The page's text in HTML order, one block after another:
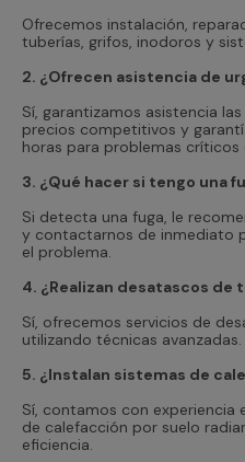
Ofrecemos instalación,
tuberías, grifos, inodoros y
2. ¿Ofrecen asistencia de
Sí, garantizamos asistencia
precios competitivos y
horas para problemas críticos
3. ¿Qué hacer si tengo una
Si detecta una fuga, le
y contactarnos de inmediato
el problema.
4. ¿Realizan desatascos de
Sí, ofrecemos servicios de
utilizando técnicas avanzadas.
5. ¿Instalan sistemas de
Sí, contamos con experiencia
de calefacción por suelo
eficiencia.